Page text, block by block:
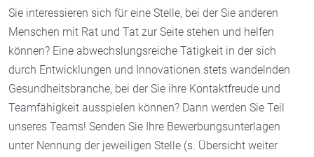
Sie interessieren sich für eine Stelle, bei der Sie anderen
Menschen mit Rat und Tat zur Seite stehen und helfen
können? Eine abwechslungsreiche Tätigkeit in der sich
durch Entwicklungen und Innovationen stets wandelnden
Gesundheitsbranche, bei der Sie ihre Kontaktfreude und
Teamfähigkeit ausspielen können? Dann werden Sie Teil
unseres Teams! Senden Sie Ihre Bewerbungsunterlagen
unter Nennung der jeweiligen Stelle (s. Übersicht weiter